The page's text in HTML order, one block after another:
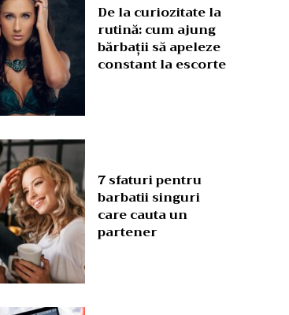
De la curiozitate la
rutină: cum ajung
bărbații să apeleze
constant la escorte
7 sfaturi pentru
barbatii singuri
care cauta un
partener